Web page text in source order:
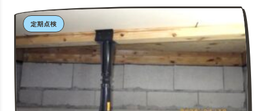
定期点検